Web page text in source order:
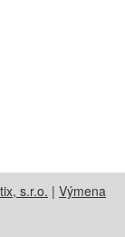
s.r.o. | Výmena